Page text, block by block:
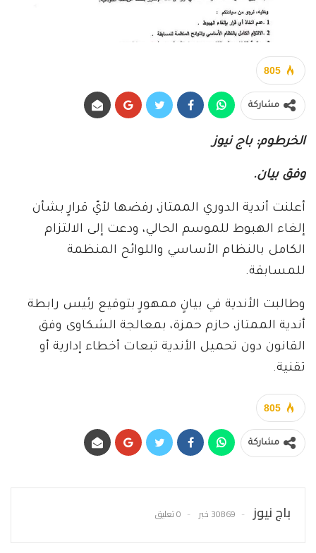
805
مشاركة
الخرطوم: باج نيوز
وفق بيان.
أعلنت أندية الدوري الممتاز، رفضها لأيّ قرارٍ بشأن
إلغاء الهبوط للموسم الحالي، ودعت إلى الالتزام
الكامل بالنظام الأساسي واللوائح المنظمة
للمسابقة.
وطالبت الأندية في بيانٍ ممهورٍ بتوقيع رئيس رابطة
أندية الممتاز، حازم حمزة، بمعالجة الشكاوى وفق
القانون دون تحميل الأندية تبعات أخطاء إدارية أو
تقنية.
805
مشاركة
باج نيوز 30869 خبر 0 تعليق